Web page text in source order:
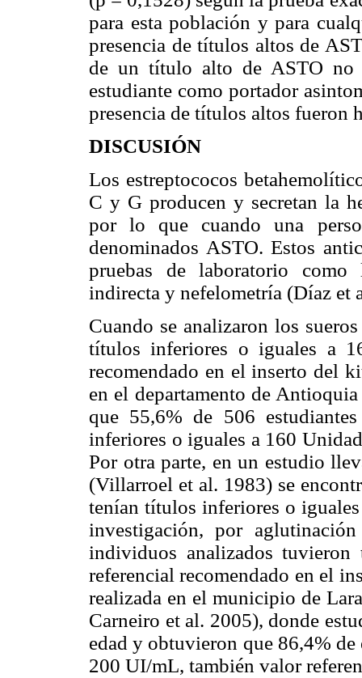
para esta población y para
presencia de títulos altos de
de un título alto de ASTO no
estudiante como portador
presencia de títulos altos fueron
DISCUSIÓN
Los estreptococos
C y G producen y secretan la
por lo que cuando una
denominados ASTO. Estos
pruebas de laboratorio como
indirecta y nefelometría (Díaz
Cuando se analizaron los
títulos inferiores o iguales a
recomendado en el inserto del
en el departamento de
que 55,6% de 506
inferiores o iguales a 160
Por otra parte, en un estudio
(Villarroel et al. 1983) se
tenían títulos inferiores o
investigación, por
individuos analizados
referencial recomendado en el
realizada en el municipio de
Carneiro et al. 2005), donde
edad y obtuvieron que 86,4%
200 UI/mL, también valor